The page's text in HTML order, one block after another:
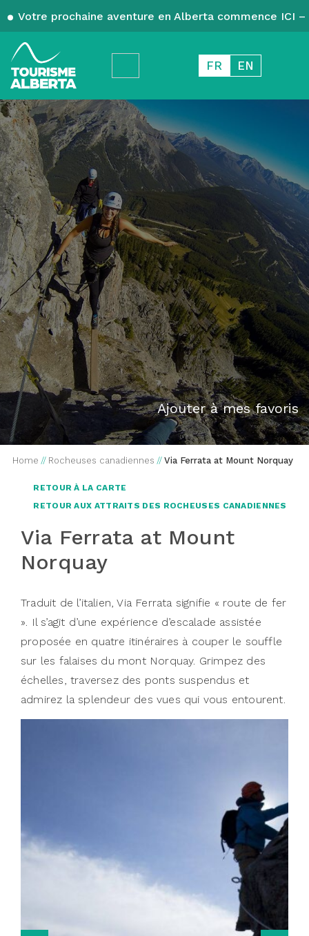
Votre prochaine aventure en Alberta commence ICI
FR EN
Ajouter à mes favoris
Home // Rocheuses canadiennes // Via Ferrata at Mount Norquay
RETOUR À LA CARTE
RETOUR AUX ATTRAITS DES ROCHEUSES CANADIENNES
Via Ferrata at Mount
Norquay
Traduit de l’italien, Via Ferrata signifie « route de fer
». Il s’agit d’une expérience d’escalade assistée
proposée en quatre itinéraires à couper le souffle
sur les falaises du mont Norquay. Grimpez des
échelles, traversez des ponts suspendus et
admirez la splendeur des vues qui vous entourent.